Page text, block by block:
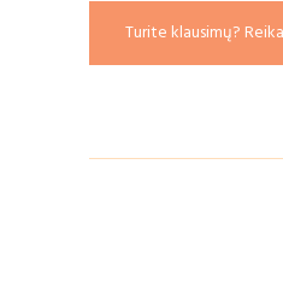
Turite klausimų?